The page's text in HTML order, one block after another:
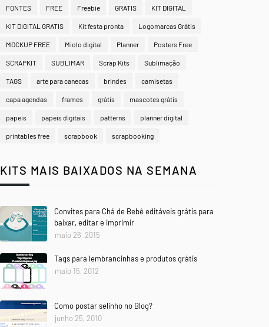
FONTES FREE Freebie GRATIS KIT DIGITAL
KIT DIGITAL GRATIS Kit festa pronta Logomarcas Grátis
MOCKUP FREE Miolo digital Planner Posters Free
SCRAPKIT SUBLIMAR Scrap Kits Sublimação
TAGS arte para canecas brindes camisetas
capa agendas frames grátis mascotes grátis
papeis papeis digitais patterns planner digital
printables free scrapbook scrapbooking
KITS MAIS BAIXADOS NA SEMANA
Convites para Chá de Bebê editáveis grátis para
baixar, editar e imprimir
maio 26, 2015
Tags para lembrancinhas e produtos grátis
maio 15, 2012
Como postar selinho no Blog?
junho 25, 2010